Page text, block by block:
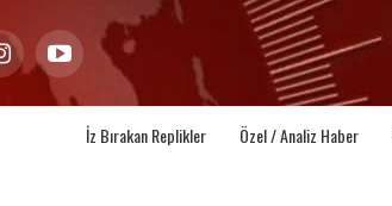
İz Bırakan Replikler Özel / Analiz Haber